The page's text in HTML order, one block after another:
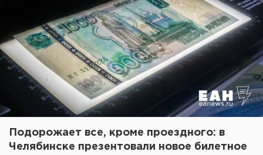
Подорожает все, кроме проездного: в
Челябинске презентовали новое билетное